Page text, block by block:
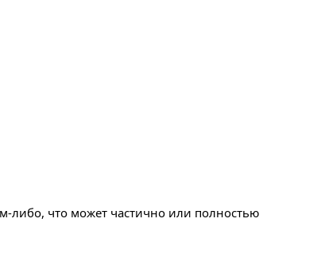
либо, что может частично или полностью